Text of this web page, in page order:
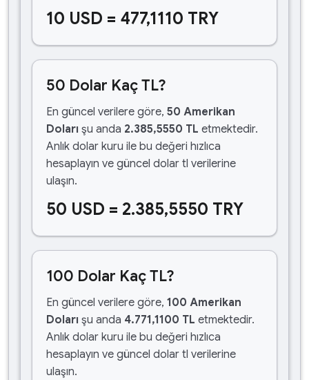
10 USD = 477,1110 TRY
50 Dolar Kaç TL?
En güncel verilere göre, 50 Amerikan
Doları şu anda 2.385,5550 TL etmektedir.
Anlık dolar kuru ile bu değeri hızlıca
hesaplayın ve güncel dolar tl verilerine
ulaşın.
50 USD = 2.385,5550 TRY
100 Dolar Kaç TL?
En güncel verilere göre, 100 Amerikan
Doları şu anda 4.771,1100 TL etmektedir.
Anlık dolar kuru ile bu değeri hızlıca
hesaplayın ve güncel dolar tl verilerine
ulaşın.